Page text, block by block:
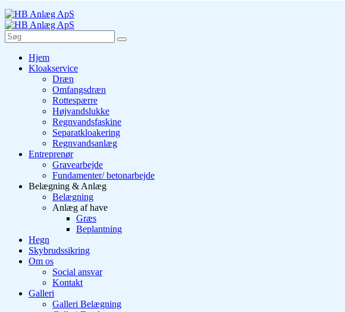
Hjem
Kloakservice
Dræn
Omfangsdræn
Rottespærre
Højvandslukke
Regnvandsfaskine
Separatkloakering
Regnvandsanlæg
Entreprenør
Gravearbejde
Fundamenter/ betonarbejde
Belægning & Anlæg
Belægning
Anlæg af have
Græs
Beplantning
Hegn
Skybrudssikring
Om os
Social ansvar
Kontakt
Galleri
Galleri Belægning